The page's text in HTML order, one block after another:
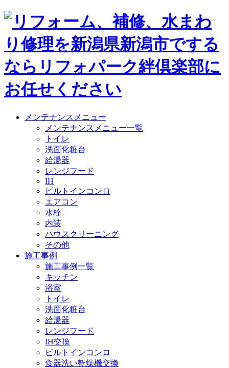
メンテナンスメニュー
メンテナンスメニュー一覧
トイレ
洗面化粧台
給湯器
レンジフード
IH
ビルトインコンロ
エアコン
水栓
内装
ハウスクリーニング
その他
施工事例
施工事例一覧
キッチン
浴室
トイレ
洗面化粧台
給湯器
レンジフード
IH交換
ビルトインコンロ
食器洗い乾燥機交換